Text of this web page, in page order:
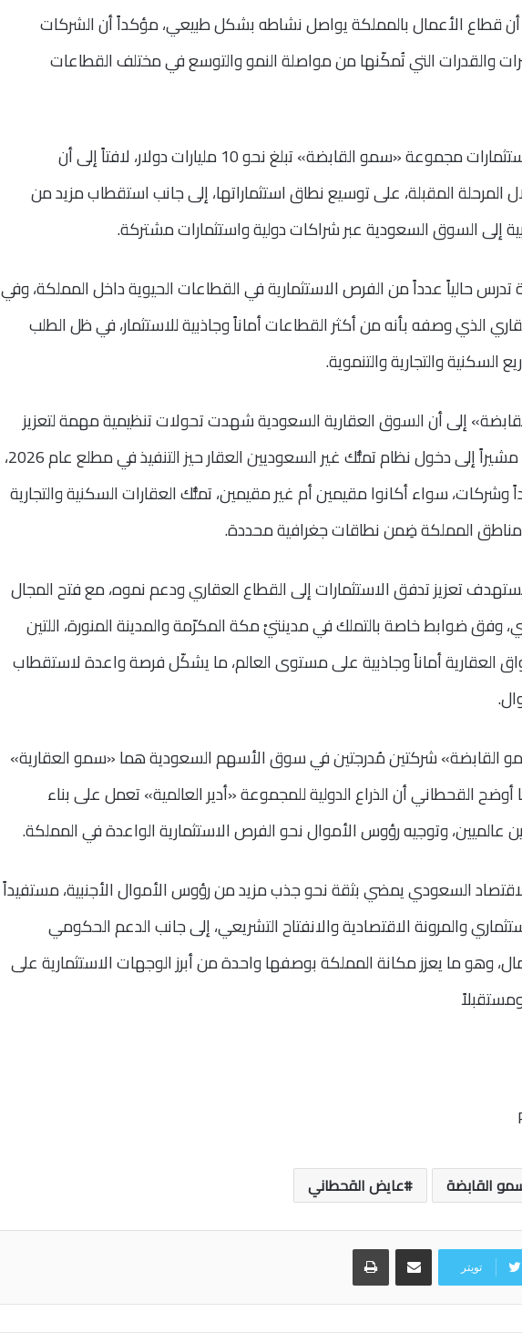
أن قطاع الأعمال بالمملكة يواصل نشاطه بشكل طبيعي، مؤكداً أن الشركات
والقدرات التي تُمكّنها من مواصلة النمو والتوسع في مختلف القطاعات
وأوضح أن محفظة استثمارات مجموعة «سمو القابضة» تبلغ نحو 10 مليارات دولار، لافتاً إلى أن
المرحلة المقبلة، على توسيع نطاق استثماراتها، إلى جانب استقطاب مزيد من
إلى السوق السعودية عبر شراكات دولية واستثمارات مشتركة.
حالياً عدداً من الفرص الاستثمارية في القطاعات الحيوية داخل المملكة، وفي
الذي وصفه بأنه من أكثر القطاعات أماناً وجاذبية للاستثمار، في ظل الطلب
السكنية والتجارية والتنموية.
إلى أن السوق العقارية السعودية شهدت تحولات تنظيمية مهمة لتعزيز
جاذبيتها الاستثمارية، مشيراً إلى دخول نظام تملُّك غير السعوديين العقار حيز التنفيذ في مطلع عام 2026،
وشركات، سواء أكانوا مقيمين أم غير مقيمين، تملُّك العقارات السكنية والتجارية
مناطق المملكة ضِمن نطاقات جغرافية محددة.
تعزيز تدفق الاستثمارات إلى القطاع العقاري ودعم نموه، مع فتح المجال
وفق ضوابط خاصة بالتملك في مدينتيْ مكة المكرّمة والمدينة المنورة، اللتين
العقارية أماناً وجاذبية على مستوى العالم، ما يشكّل فرصة واعدة لاستقطاب
القابضة» شركتين مُدرجتين في سوق الأسهم السعودية هما «سمو العقارية»
أوضح القحطاني أن الذراع الدولية للمجموعة «أدير العالمية» تعمل على بناء
وتوجيه رؤوس الأموال نحو الفرص الاستثمارية الواعدة في المملكة.
السعودي يمضي بثقة نحو جذب مزيد من رؤوس الأموال الأجنبية، مستفيداً
والمرونة الاقتصادية والانفتاح التشريعي، إلى جانب الدعم الحكومي
وهو ما يعزز مكانة المملكة بوصفها واحدة من أبرز الوجهات الاستثمارية على
القابضة عايض القحطاني
تويتر